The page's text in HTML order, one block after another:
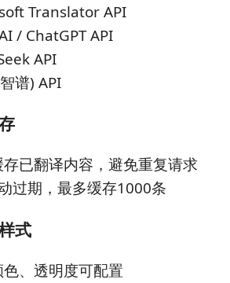
Translator API
/ ChatGPT API
API
谱) API
已翻译内容，避免重复请求
过期，最多缓存1000条
式
、透明度可配置